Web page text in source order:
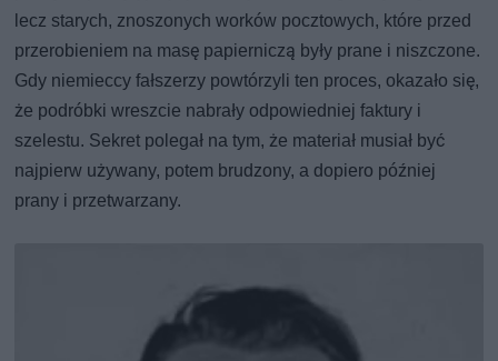
lecz starych, znoszonych worków pocztowych, które przed
przerobieniem na masę papierniczą były prane i niszczone.
Gdy niemieccy fałszerzy powtórzyli ten proces, okazało się,
że podróbki wreszcie nabrały odpowiedniej faktury i
szelestu. Sekret polegał na tym, że materiał musiał być
najpierw używany, potem brudzony, a dopiero później
prany i przetwarzany.